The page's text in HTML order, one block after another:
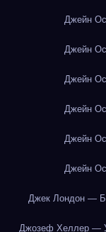
Джейн
Джейн
Джейн
Джейн
Джейн
Джейн
Джек Лондон —
Джозеф Хеллер —